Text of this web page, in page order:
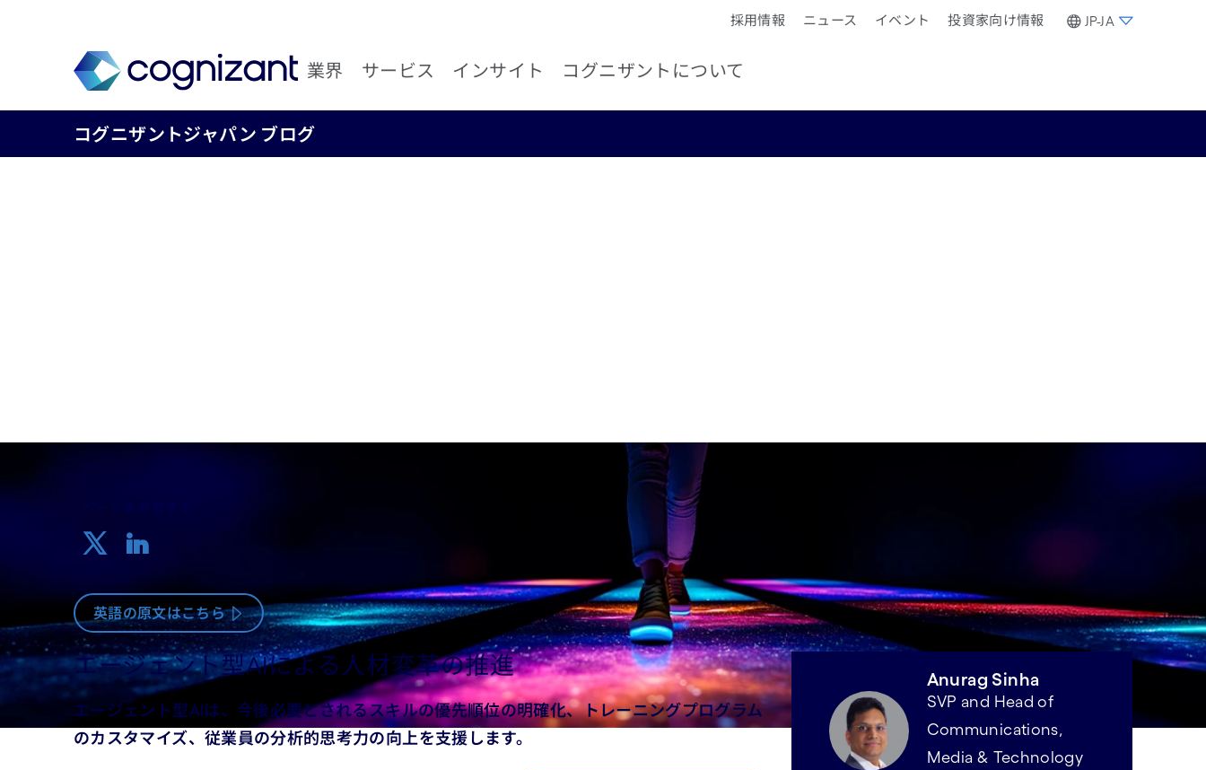
採用情報 ニュース イベント 投資家向け情報 JP-JA
業界 サービス インサイト コグニザントについて
コグニザントジャパン ブログ
ページを共有する
英語の原文はこちら
エージェント型AIによる人材変革の推進
エージェント型AIは、今後必要とされるスキルの優先順位の明確化、トレーニングプログラム
のカスタマイズ、従業員の分析的思考力の向上を支援します。
Anurag Sinha
SVP and Head of
Communications,
Media & Technology